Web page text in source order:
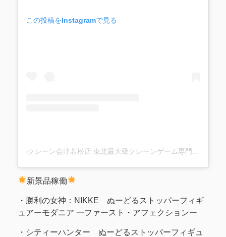
この投稿をInstagramで見る
新景品稼働
・勝利の女神：NIKKE ぬーどるストッパーフィギ
ュアーモダニア 一ファースト・アフェクションー
・シティーハンター ぬーどるストッパーフィギュ